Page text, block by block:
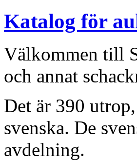
Katalog för
Välkommen till
och annat
Det är 390
svenska. De
avdelning.